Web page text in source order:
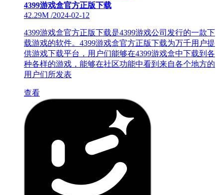
4399游戏盒官方正版下载
42.29M /2024-02-12
4399游戏盒官方正版下载是4399游戏公司发行的一款下
载游戏的软件。4399游戏盒官方正版下载为万千用户提
供游戏下载平台，用户们能够在4399游戏盒中下载到各
种各样的游戏，能够在社区功能中看到来自各个地方的
用户们所发表
查看